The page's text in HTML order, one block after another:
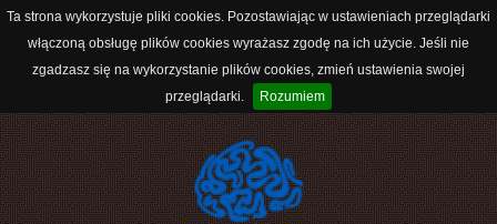
Ta strona wykorzystuje pliki cookies. Pozostawiając w ustawieniach przeglądarki
włączoną obsługę plików cookies wyrażasz zgodę na ich użycie. Jeśli nie
zgadzasz się na wykorzystanie plików cookies, zmień ustawienia swojej
przeglądarki.
Rozumiem